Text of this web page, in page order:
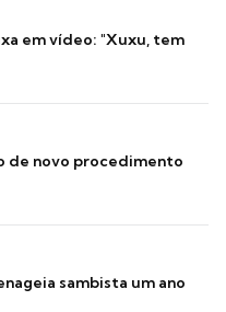
em vídeo: "Xuxu, tem
de novo procedimento
sambista um ano